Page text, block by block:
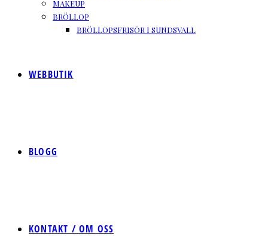
MAKEUP
BRÖLLOP
BRÖLLOPSFRISÖR I SUNDSVALL
WEBBUTIK
BLOGG
KONTAKT / OM OSS